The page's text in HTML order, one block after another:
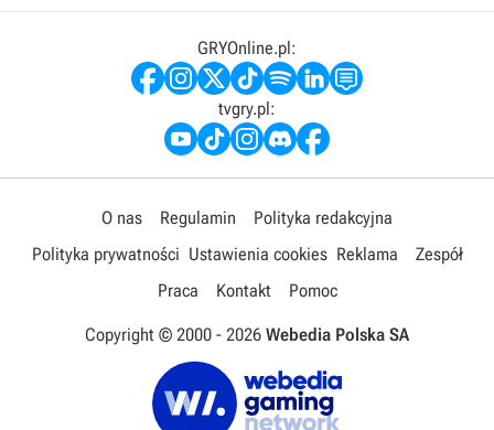
GRYOnline.pl:
tvgry.pl:
O nas Regulamin
Polityka redakcyjna
Polityka prywatności Ustawienia cookies Reklama
Zespół
Praca
Kontakt Pomoc
Copyright © 2000 - 2026 Webedia Polska SA